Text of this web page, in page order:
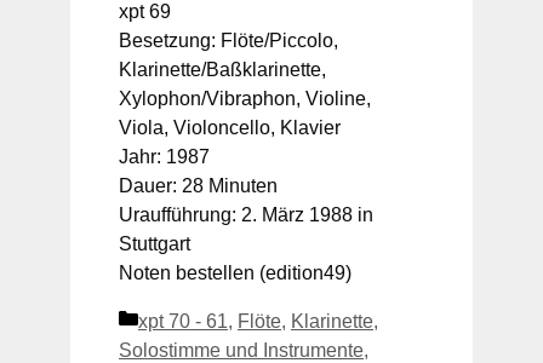
xpt 69
Besetzung: Flöte/Piccolo,
Klarinette/Baßklarinette,
Xylophon/Vibraphon, Violine,
Viola, Violoncello, Klavier
Jahr: 1987
Dauer: 28 Minuten
Uraufführung: 2. März 1988 in
Stuttgart
Noten bestellen (edition49)
Kategorien
xpt 70 - 61, Flöte, Klarinette,
Solostimme und Instrumente,